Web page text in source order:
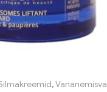
,Vananemisvastane